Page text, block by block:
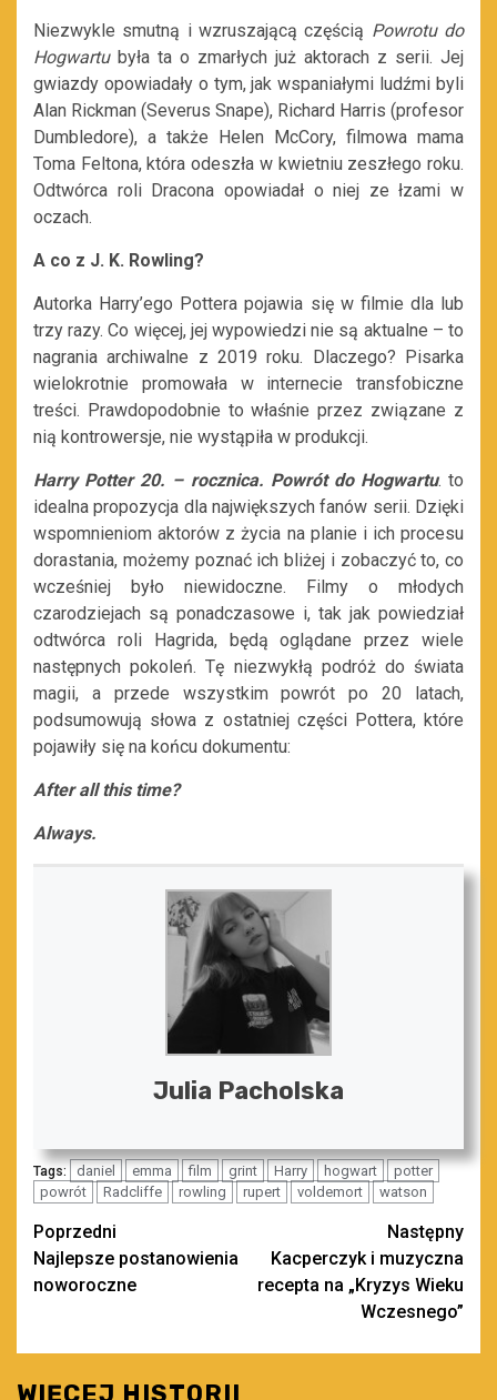
Niezwykle smutną i wzruszającą częścią Powrotu do
Hogwartu była ta o zmarłych już aktorach z serii. Jej
gwiazdy opowiadały o tym, jak wspaniałymi ludźmi byli
Alan Rickman (Severus Snape), Richard Harris (profesor
Dumbledore), a także Helen McCory, filmowa mama
Toma Feltona, która odeszła w kwietniu zeszłego roku.
Odtwórca roli Dracona opowiadał o niej ze łzami w
oczach.
A co z J. K. Rowling?
Autorka Harry’ego Pottera pojawia się w filmie dla lub
trzy razy. Co więcej, jej wypowiedzi nie są aktualne – to
nagrania archiwalne z 2019 roku. Dlaczego? Pisarka
wielokrotnie promowała w internecie transfobiczne
treści. Prawdopodobnie to właśnie przez związane z
nią kontrowersje, nie wystąpiła w produkcji.
Harry Potter 20. – rocznica. Powrót do Hogwartu. to
idealna propozycja dla największych fanów serii. Dzięki
wspomnieniom aktorów z życia na planie i ich procesu
dorastania, możemy poznać ich bliżej i zobaczyć to, co
wcześniej było niewidoczne. Filmy o młodych
czarodziejach są ponadczasowe i, tak jak powiedział
odtwórca roli Hagrida, będą oglądane przez wiele
następnych pokoleń. Tę niezwykłą podróż do świata
magii, a przede wszystkim powrót po 20 latach,
podsumowują słowa z ostatniej części Pottera, które
pojawiły się na końcu dokumentu:
After all this time?
Always.
Julia Pacholska
Tags: daniel emma film grint Harry hogwart
potter
powrót
Radcliffe rowling rupert voldemort watson
Zobacz
wpisy
Poprzedni
Najlepsze postanowienia
noworoczne
Następny
Kacperczyk i muzyczna
recepta na „Kryzys Wieku
Wczesnego”